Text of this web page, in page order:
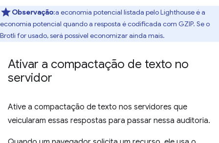
Observação:a economia potencial listada pelo Lighthouse é a
economia potencial quando a resposta é codificada com GZIP. Se o
Brotli for usado, será possível economizar ainda mais.
Ativar a compactação de texto no
servidor
Ative a compactação de texto nos servidores que
veicularam essas respostas para passar nessa auditoria.